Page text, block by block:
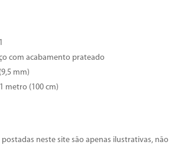
com acabamento prateado
mm)
metro (100 cm)
neste site são apenas ilustrativas, não